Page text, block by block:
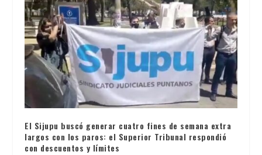
El Sijupu buscó generar cuatro fines de semana extra
largos con los paros: el Superior Tribunal respondió
con descuentos y límites